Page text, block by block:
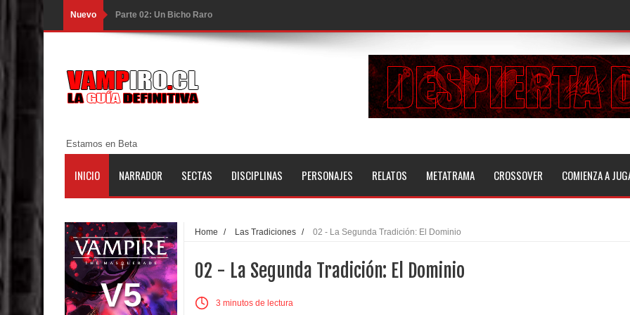
Nuevo Parte 02: Un Bicho Raro
Parte 01: Una Misión de Locos
Parte 03: Forastero en Tierra Muerta
Parte 10: El Secreto
Parte 06: El Trato con los Muertos
Parte 05: Sitiados
Parte 04: Se Descubre el Pastel
Parte 03: Una Piraña en el Bidé
Estamos en Beta
INICIO NARRADOR SECTAS DISCIPLINAS PERSONAJES RELATOS METATRAMA CROSSOVER COMIENZA A
V5
Home / Las Tradiciones / 02 - La Segunda Tradición: El Dominio
02 - La Segunda Tradición: El Dominio
3 minutos de lectura